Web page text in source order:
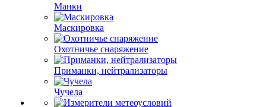
Манки
Маскировка
Охотничье снаряжение
Приманки, нейтрализаторы
Чучела